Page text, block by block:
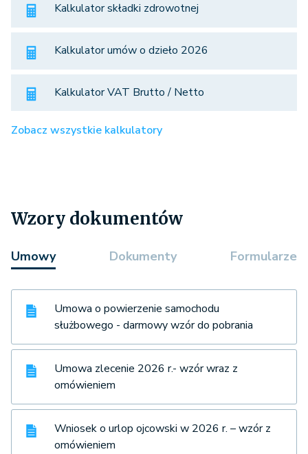
Kalkulator składki zdrowotnej
Kalkulator umów o dzieło 2026
Kalkulator VAT Brutto / Netto
Zobacz wszystkie kalkulatory
Wzory dokumentów
Umowy Dokumenty Formularze
Umowa o powierzenie samochodu
służbowego - darmowy wzór do pobrania
Umowa zlecenie 2026 r.- wzór wraz z
omówieniem
Wniosek o urlop ojcowski w 2026 r. – wzór z
omówieniem